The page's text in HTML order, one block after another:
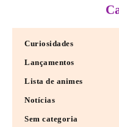
Curiosidades
Lançamentos
Lista de animes
Notícias
Sem categoria